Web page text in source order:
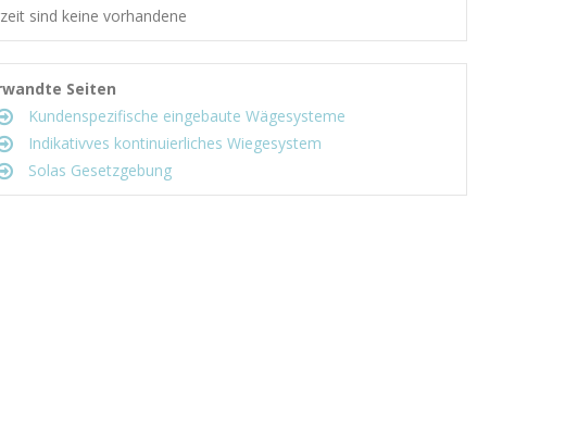
sind keine vorhandene
Seiten
Kundenspezifische eingebaute Wägesysteme
Indikativves kontinuierliches Wiegesystem
Solas Gesetzgebung